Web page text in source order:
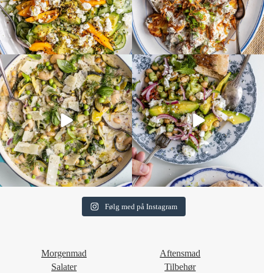
Følg med på Instagram
Morgenmad
Salater
Aftensmad
Tilbehør